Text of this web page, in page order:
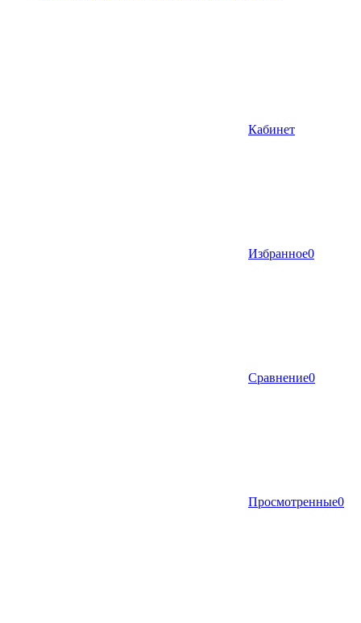
Кабинет
Избранное0
Сравнение0
Просмотренные0